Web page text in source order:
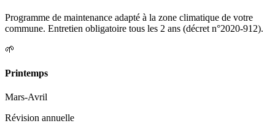
Programme de maintenance adapté à la zone climatique de votre
commune. Entretien obligatoire tous les 2 ans (décret n°2020-912).
🌱
Printemps
Mars-Avril
Révision annuelle